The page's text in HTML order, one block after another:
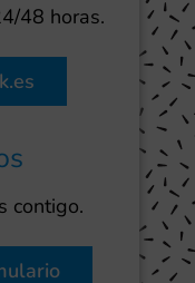
48 horas.
contigo.